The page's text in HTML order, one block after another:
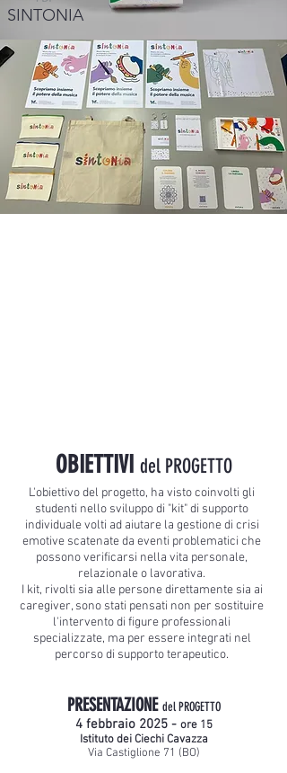
SINTONIA
L'obiettivo del progetto, ha visto coinvolti gli
studenti nello sviluppo di "kit" di supporto
individuale volti ad aiutare la gestione di crisi
emotive scatenate da eventi problematici che
possono verificarsi nella vita personale,
relazionale o lavorativa.
I kit, rivolti sia alle persone direttamente sia ai
caregiver, sono stati pensati non per sostituire
l'intervento di figure professionali
specializzate, ma per essere integrati nel
percorso di supporto terapeutico.
PRESENTAZIONE del PROGETTO
4 febbraio 2025 - ore 15
Istituto dei Ciechi Cavazza
Via Castiglione 71 (BO)
OBIETTIVI del PROGETTO